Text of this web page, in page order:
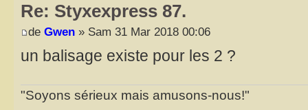
Re: Styxexpress 87.
de Gwen » Sam 31 Mar 2018 00:06
un balisage existe pour les 2 ?
"Soyons sérieux mais amusons-nous!"